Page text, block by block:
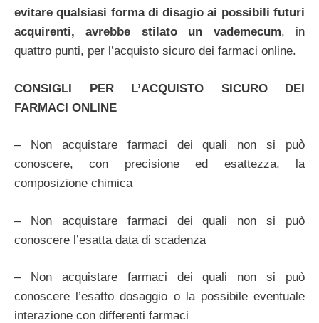
evitare qualsiasi forma di disagio ai possibili futuri
acquirenti, avrebbe stilato un vademecum, in
quattro punti, per l’acquisto sicuro dei farmaci online.
CONSIGLI PER L’ACQUISTO SICURO DEI
FARMACI ONLINE
– Non acquistare farmaci dei quali non si può
conoscere, con precisione ed esattezza, la
composizione chimica
– Non acquistare farmaci dei quali non si può
conoscere l’esatta data di scadenza
– Non acquistare farmaci dei quali non si può
conoscere l’esatto dosaggio o la possibile eventuale
interazione con differenti farmaci